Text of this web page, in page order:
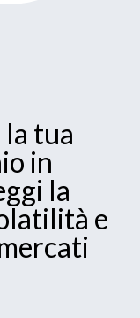
tua
in
la
e